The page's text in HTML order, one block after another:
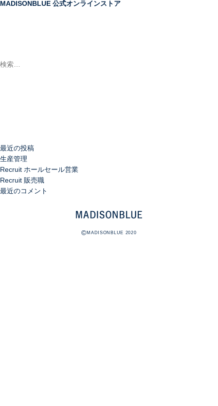
MADISONBLUE 公式オンラインストア
検
最近の投稿
生産管理
Recruit ホールセール営業
Recruit 販売職
最近のコメント
©MADISONBLUE 2020